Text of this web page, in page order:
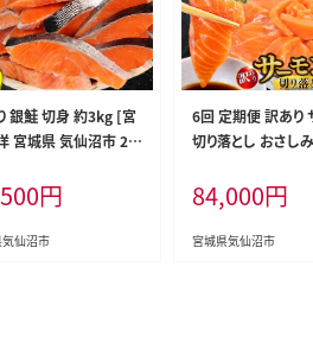
銀鮭 切身 約3kg [宮
宮城県 気仙沼市 20
格外 不揃い さけ サ
切身 シャケ 切り身 冷凍
おかず 弁当 支援 サ
円
仙沼市
6回 定期便 訳あり
切り落とし おさし
店 宮城県 気仙沼市
08] 魚介 鮭 さけ サ
し身 刺し身 刺身 生
84,000円
宮城県気仙沼市